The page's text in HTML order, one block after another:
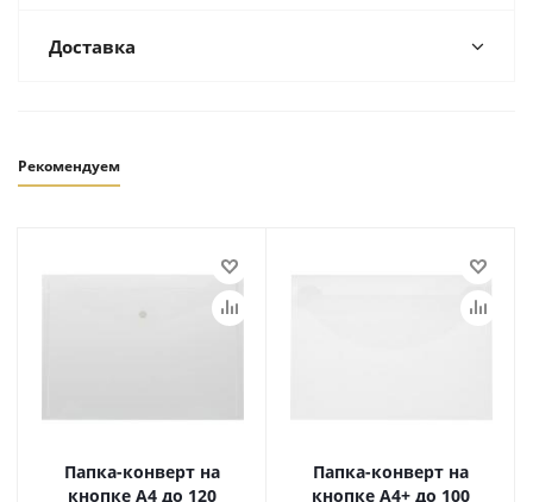
Доставка
Рекомендуем
Папка-конверт на
кнопке А4 до 120
Папка-конверт на
кнопке А4+ до 100